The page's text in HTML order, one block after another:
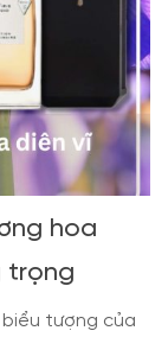
hoa
trọng
biểu tượng của